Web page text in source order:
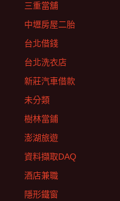
三重當舖
中壢房屋二胎
台北借錢
台北洗衣店
新莊汽車借款
未分類
樹林當鋪
澎湖旅遊
資料擷取DAQ
酒店兼職
隱形鐵窗